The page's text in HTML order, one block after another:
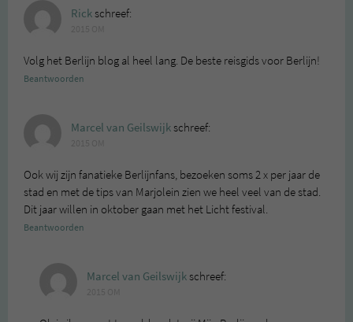
Rickschreef:
Volg het Berlijn blog al heel lang. De beste reisgids voor Berlijn!
Beantwoorden
Marcel van Geilswijkschreef:
Ook wij zijn fanatieke Berlijnfans, bezoeken soms 2 x per jaar de
stad en met de tips van Marjolein zien we heel veel van de stad.
Dit jaar willen in oktober gaan met het Licht festival.
Beantwoorden
Marcel van Geilswijkschreef: